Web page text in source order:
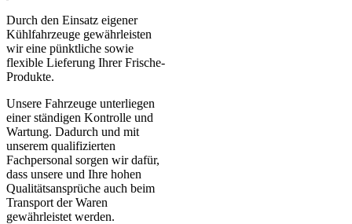
Durch den Einsatz eigener
Kühlfahrzeuge gewährleisten
wir eine pünktliche sowie
flexible Lieferung Ihrer Frische-
Produkte.
Unsere Fahrzeuge unterliegen
einer ständigen Kontrolle und
Wartung. Dadurch und mit
unserem qualifizierten
Fachpersonal sorgen wir dafür,
dass unsere und Ihre hohen
Qualitätsansprüche auch beim
Transport der Waren
gewährleistet werden.